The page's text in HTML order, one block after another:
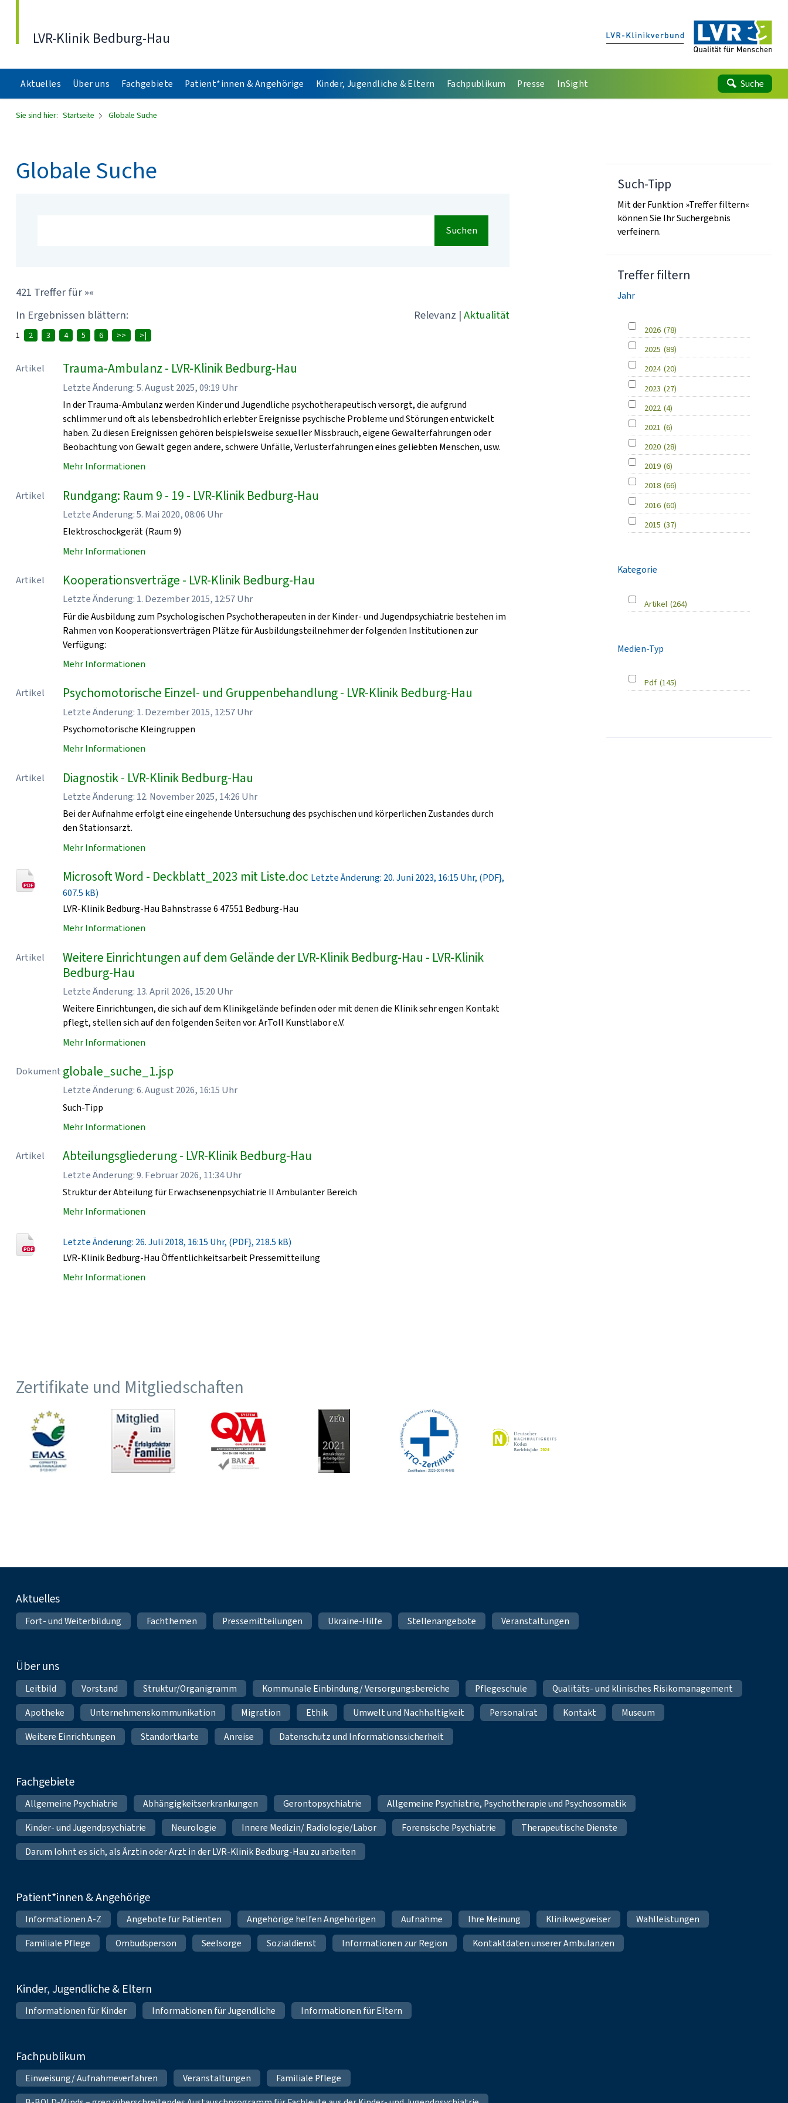
LVR-Klinik Bedburg-Hau
Aktuelles Über uns Fachgebiete Patient*innen & Angehörige Kinder, Jugendliche & Eltern Fachpublikum Presse InSight Suche
Sie sind hier: Startseite Globale Suche
Globale Suche
Suchen
421 Treffer für »«
In Ergebnissen blättern:
Relevanz | Aktualität
1 2 3 4 5 6 >> >|
Artikel Trauma-Ambulanz - LVR-Klinik Bedburg-Hau
Letzte Änderung: 5. August 2025, 09:19 Uhr
In der Trauma-Ambulanz werden Kinder und Jugendliche psychotherapeutisch versorgt, die aufgrund
schlimmer und oft als lebensbedrohlich erlebter Ereignisse psychische Probleme und Störungen entwickelt
haben. Zu diesen Ereignissen gehören beispielsweise sexueller Missbrauch, eigene Gewalterfahrungen oder
Beobachtung von Gewalt gegen andere, schwere Unfälle, Verlusterfahrungen eines geliebten Menschen, usw.
Mehr Informationen
Artikel Rundgang: Raum 9 - 19 - LVR-Klinik Bedburg-Hau
Letzte Änderung: 5. Mai 2020, 08:06 Uhr
Elektroschockgerät (Raum 9)
Mehr Informationen
Artikel Kooperationsverträge - LVR-Klinik Bedburg-Hau
Letzte Änderung: 1. Dezember 2015, 12:57 Uhr
Für die Ausbildung zum Psychologischen Psychotherapeuten in der Kinder- und Jugendpsychiatrie bestehen im
Rahmen von Kooperationsverträgen Plätze für Ausbildungsteilnehmer der folgenden Institutionen zur
Verfügung:
Mehr Informationen
Artikel Psychomotorische Einzel- und Gruppenbehandlung - LVR-Klinik Bedburg-Hau
Letzte Änderung: 1. Dezember 2015, 12:57 Uhr
Psychomotorische Kleingruppen
Mehr Informationen
Artikel Diagnostik - LVR-Klinik Bedburg-Hau
Letzte Änderung: 12. November 2025, 14:26 Uhr
Bei der Aufnahme erfolgt eine eingehende Untersuchung des psychischen und körperlichen Zustandes durch
den Stationsarzt.
Mehr Informationen
Microsoft Word - Deckblatt_2023 mit Liste.doc Letzte Änderung: 20. Juni 2023, 16:15 Uhr, (PDF},
607.5 kB)
LVR-Klinik Bedburg-Hau Bahnstrasse 6 47551 Bedburg-Hau
Mehr Informationen
Artikel
Weitere Einrichtungen auf dem Gelände der LVR-Klinik Bedburg-Hau - LVR-Klinik
Bedburg-Hau
Letzte Änderung: 13. April 2026, 15:20 Uhr
Weitere Einrichtungen, die sich auf dem Klinikgelände befinden oder mit denen die Klinik sehr engen Kontakt
pflegt, stellen sich auf den folgenden Seiten vor. ArToll Kunstlabor e.V.
Mehr Informationen
Dokument globale_suche_1.jsp
Letzte Änderung: 6. August 2026, 16:15 Uhr
Such-Tipp
Mehr Informationen
Artikel Abteilungsgliederung - LVR-Klinik Bedburg-Hau
Letzte Änderung: 9. Februar 2026, 11:34 Uhr
Struktur der Abteilung für Erwachsenenpsychiatrie II Ambulanter Bereich
Mehr Informationen
Letzte Änderung: 26. Juli 2018, 16:15 Uhr, (PDF}, 218.5 kB)
LVR-Klinik Bedburg-Hau Öffentlichkeitsarbeit Pressemitteilung
Mehr Informationen
Such-Tipp
Mit der Funktion »Treffer filtern«
können Sie Ihr Suchergebnis
verfeinern.
Treffer filtern
Jahr
2026 (78)
2025 (89)
2024 (20)
2023 (27)
2022 (4)
2021 (6)
2020 (28)
2019 (6)
2018 (66)
2016 (60)
2015 (37)
Kategorie
Artikel (264)
Medien-Typ
Pdf (145)
Zertifikate und Mitgliedschaften
Fußnavigation
Aktuelles
Fort- und Weiterbildung Fachthemen Pressemitteilungen Ukraine-Hilfe Stellenangebote Veranstaltungen
Über uns
Leitbild Vorstand Struktur/Organigramm Kommunale Einbindung/ Versorgungsbereiche Pflegeschule
Qualitäts- und klinisches Risikomanagement
Apotheke
Unternehmenskommunikation Migration Ethik Umwelt und Nachhaltigkeit Personalrat Kontakt
Museum
Weitere Einrichtungen
Standortkarte Anreise Datenschutz und Informationssicherheit
Fachgebiete
Allgemeine Psychiatrie Abhängigkeitserkrankungen Gerontopsychiatrie
Allgemeine Psychiatrie, Psychotherapie und Psychosomatik
Kinder- und Jugendpsychiatrie
Neurologie Innere Medizin/ Radiologie/Labor Forensische Psychiatrie
Therapeutische Dienste
Darum lohnt es sich, als Ärztin oder Arzt in der LVR-Klinik Bedburg-Hau zu arbeiten
Patient*innen & Angehörige
Informationen A-Z Angebote für Patienten Angehörige helfen Angehörigen Aufnahme Ihre Meinung Klinikwegweiser
Wahlleistungen
Familiale Pflege
Ombudsperson Seelsorge Sozialdienst Informationen zur Region Kontaktdaten unserer Ambulanzen
Kinder, Jugendliche & Eltern
Informationen für Kinder Informationen für Jugendliche Informationen für Eltern
Fachpublikum
Einweisung/ Aufnahmeverfahren Veranstaltungen
Familiale Pflege